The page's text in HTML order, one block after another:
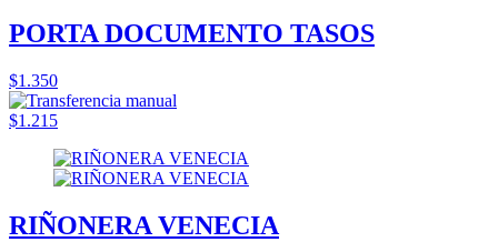
PORTA DOCUMENTO TASOS
$1.350
$1.215
RIÑONERA VENECIA